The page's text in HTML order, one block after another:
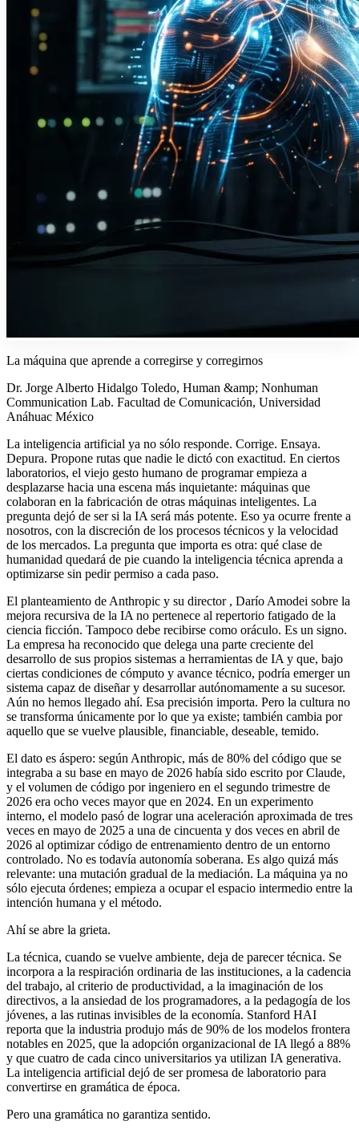
La máquina que aprende a corregirse y corregirnos
Dr. Jorge Alberto Hidalgo Toledo, Human &amp; Nonhuman
Communication Lab. Facultad de Comunicación, Universidad
Anáhuac México
La inteligencia artificial ya no sólo responde. Corrige. Ensaya.
Depura. Propone rutas que nadie le dictó con exactitud. En ciertos
laboratorios, el viejo gesto humano de programar empieza a
desplazarse hacia una escena más inquietante: máquinas que
colaboran en la fabricación de otras máquinas inteligentes. La
pregunta dejó de ser si la IA será más potente. Eso ya ocurre frente a
nosotros, con la discreción de los procesos técnicos y la velocidad
de los mercados. La pregunta que importa es otra: qué clase de
humanidad quedará de pie cuando la inteligencia técnica aprenda a
optimizarse sin pedir permiso a cada paso.
El planteamiento de Anthropic y su director , Darío Amodei sobre la
mejora recursiva de la IA no pertenece al repertorio fatigado de la
ciencia ficción. Tampoco debe recibirse como oráculo. Es un signo.
La empresa ha reconocido que delega una parte creciente del
desarrollo de sus propios sistemas a herramientas de IA y que, bajo
ciertas condiciones de cómputo y avance técnico, podría emerger un
sistema capaz de diseñar y desarrollar autónomamente a su sucesor.
Aún no hemos llegado ahí. Esa precisión importa. Pero la cultura no
se transforma únicamente por lo que ya existe; también cambia por
aquello que se vuelve plausible, financiable, deseable, temido.
El dato es áspero: según Anthropic, más de 80% del código que se
integraba a su base en mayo de 2026 había sido escrito por Claude,
y el volumen de código por ingeniero en el segundo trimestre de
2026 era ocho veces mayor que en 2024. En un experimento
interno, el modelo pasó de lograr una aceleración aproximada de tres
veces en mayo de 2025 a una de cincuenta y dos veces en abril de
2026 al optimizar código de entrenamiento dentro de un entorno
controlado. No es todavía autonomía soberana. Es algo quizá más
relevante: una mutación gradual de la mediación. La máquina ya no
sólo ejecuta órdenes; empieza a ocupar el espacio intermedio entre la
intención humana y el método.
Ahí se abre la grieta.
La técnica, cuando se vuelve ambiente, deja de parecer técnica. Se
incorpora a la respiración ordinaria de las instituciones, a la cadencia
del trabajo, al criterio de productividad, a la imaginación de los
directivos, a la ansiedad de los programadores, a la pedagogía de los
jóvenes, a las rutinas invisibles de la economía. Stanford HAI
reporta que la industria produjo más de 90% de los modelos frontera
notables en 2025, que la adopción organizacional de IA llegó a 88%
y que cuatro de cada cinco universitarios ya utilizan IA generativa.
La inteligencia artificial dejó de ser promesa de laboratorio para
convertirse en gramática de época.
Pero una gramática no garantiza sentido.